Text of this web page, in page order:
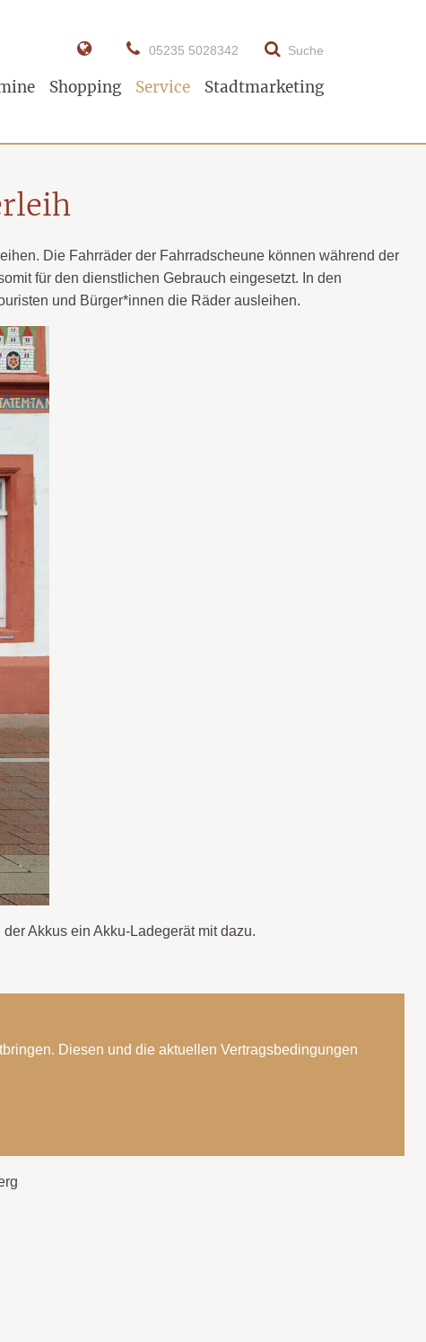
05235 5028342 Suche
Shopping Service Stadtmarketing
Die Fahrräder der Fahrradscheune können während der
für den dienstlichen Gebrauch eingesetzt. In den
und Bürger*innen die Räder ausleihen.
Akkus ein Akku-Ladegerät mit dazu.
Diesen und die aktuellen Vertragsbedingungen